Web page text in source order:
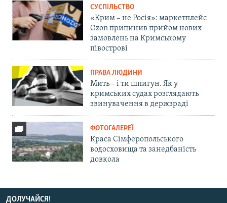
СУСПІЛЬСТВО
«Крим – не Росія»: маркетплейс
Ozon припинив прийом нових
замовлень на Кримському
півострові
ПРАВА ЛЮДИНИ
Мить – і ти шпигун. Як у
кримських судах розглядають
звинувачення в держзраді
ФОТОГАЛЕРЕЇ
Краса Сімферопольського
водосховища та занедбаність
довкола
ДОЛУЧАЙСЯ!